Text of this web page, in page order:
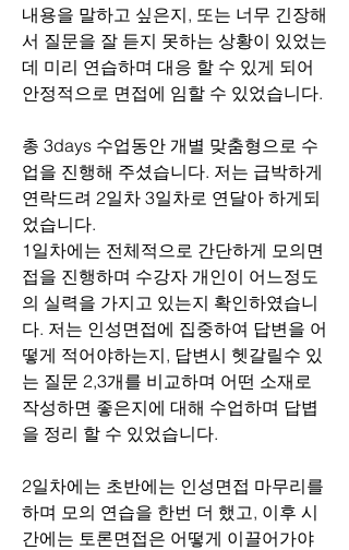
내용을 말하고 싶은지, 또는 너무 긴장해
서 질문을 잘 듣지 못하는 상황이 있었는
데 미리 연습하며 대응 할 수 있게 되어
안정적으로 면접에 임할 수 있었습니다.
총 3days 수업동안 개별 맞춤형으로 수
업을 진행해 주셨습니다. 저는 급박하게
연락드려 2일차 3일차로 연달아 하게되
었습니다.
1일차에는 전체적으로 간단하게 모의면
접을 진행하며 수강자 개인이 어느정도
의 실력을 가지고 있는지 확인하였습니
다. 저는 인성면접에 집중하여 답변을 어
떻게 적어야하는지, 답변시 헷갈릴수 있
는 질문 2,3개를 비교하며 어떤 소재로
작성하면 좋은지에 대해 수업하며 답볍
을 정리 할 수 있었습니다.
2일차에는 초반에는 인성면접 마무리를
하며 모의 연습을 한번 더 했고, 이후 시
간에는 토론면접은 어떻게 이끌어가야